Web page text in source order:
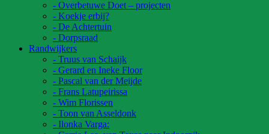
- Overbetuwe Doet – projecten
- Koekje erbij?
- De Achtertuin
- Dorpsraad
Randwijkers
- Truus van Schaijk
- Gerard en Ineke Floor
- Pascal van der Meijde
- Frans Latupeirissa
- Wim Florissen
- Toon van Asseldonk
- Ilonka Varga: